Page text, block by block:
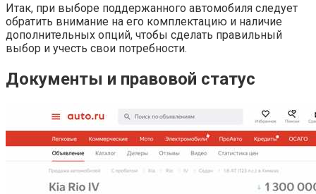
Итак, при выборе поддержанного автомобиля следует
обратить внимание на его комплектацию и наличие
дополнительных опций, чтобы сделать правильный
выбор и учесть свои потребности.
Документы и правовой статус